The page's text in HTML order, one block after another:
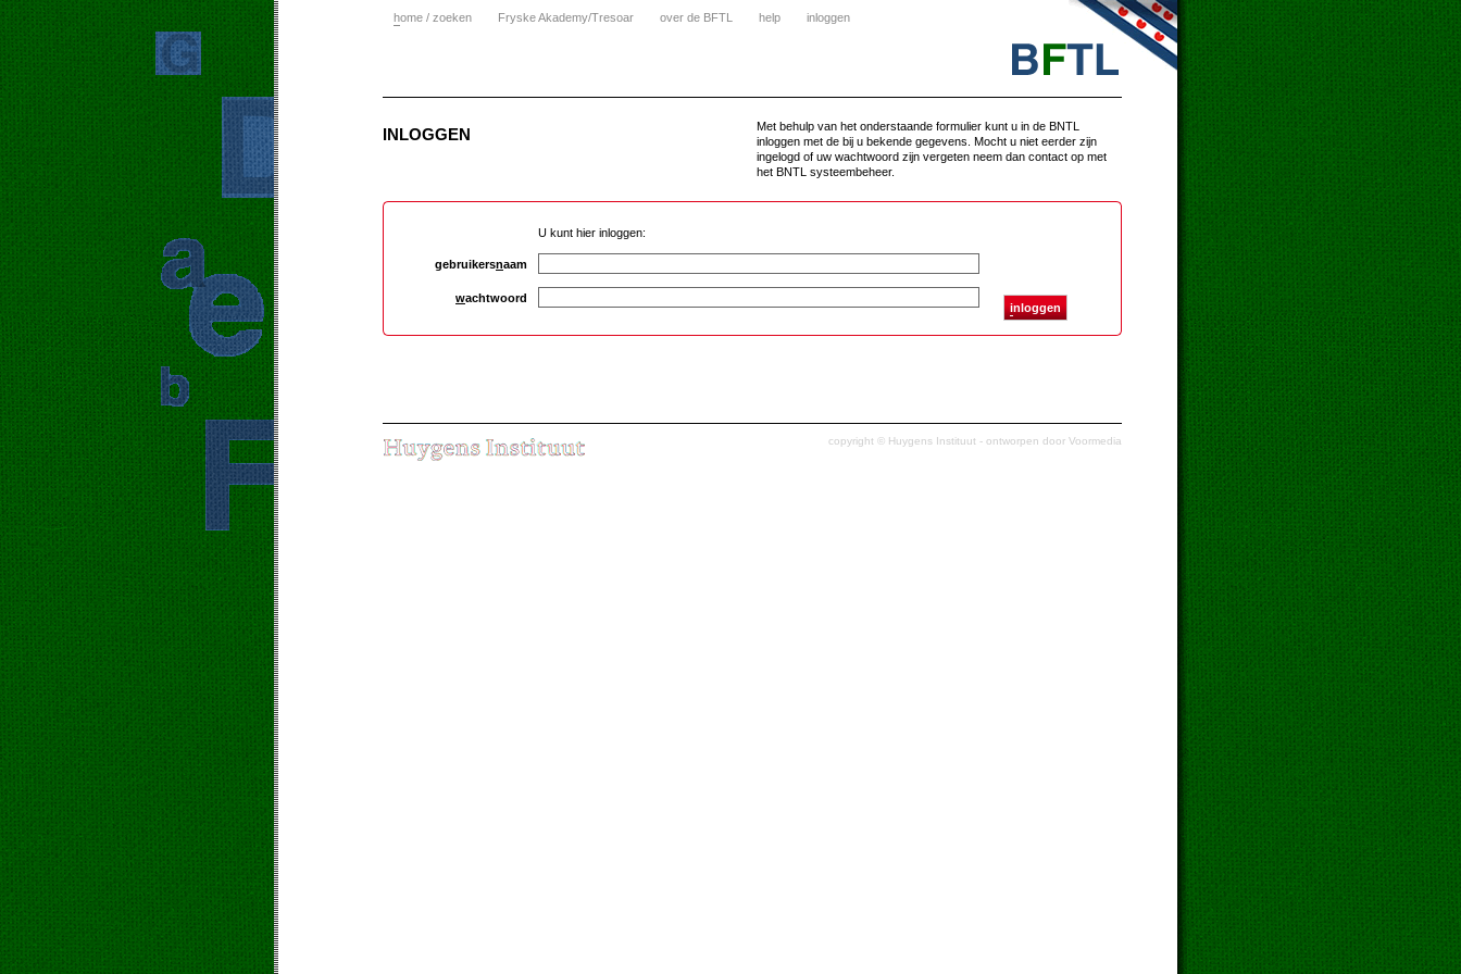
home / zoeken Fryske Akademy/Tresoar over de BFTL help inloggen
INLOGGEN
Met behulp van het onderstaande formulier kunt u in de BNTL
inloggen met de bij u bekende gegevens. Mocht u niet eerder zijn
ingelogd of uw wachtwoord zijn vergeten neem dan contact op met
het BNTL systeembeheer.
U kunt hier inloggen:
gebruikersnaam
wachtwoord
inloggen
copyright © Huygens Instituut - ontworpen door Voormedia